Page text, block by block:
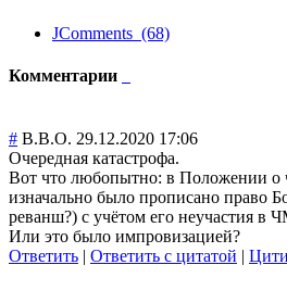
JComments (68)
Комментарии
# В.В.О. 29.12.2020 17:06
Очередная катастрофа.
Вот что любопытно: в Положении о
изначально было прописано право
реванш?) с учётом его неучастия в
Или это было импровизацией?
Ответить | Ответить с цитатой |